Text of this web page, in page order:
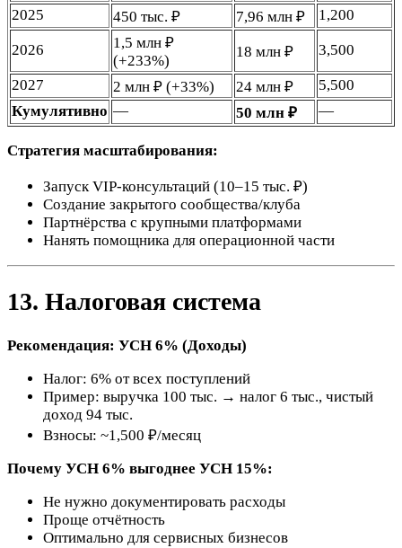
2025
450 тыс. ₽ 7,96 млн ₽ 1,200
2026
1,5 млн ₽
(+233%)
18 млн ₽ 3,500
2027 2 млн ₽ (+33%) 24 млн ₽
5,500
Кумулятивно — 50 млн ₽ —
Стратегия масштабирования:
Запуск VIP-консультаций (10–15 тыс. ₽)
Создание закрытого сообщества/клуба
Партнёрства с крупными платформами
Нанять помощника для операционной части
13. Налоговая система
Рекомендация: УСН 6% (Доходы)
Налог: 6% от всех поступлений
Пример: выручка 100 тыс. → налог 6 тыс., чистый
доход 94 тыс.
Взносы: ~1,500 ₽/месяц
Почему УСН 6% выгоднее УСН 15%:
Не нужно документировать расходы
Проще отчётность
Оптимально для сервисных бизнесов